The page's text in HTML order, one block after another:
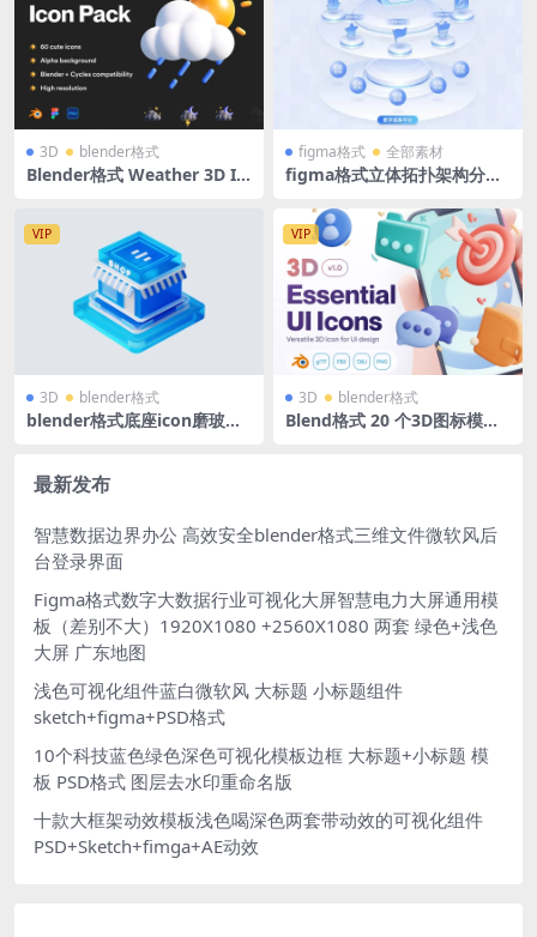
3D blender格式
Blender格式 Weather 3D Ic
抠png图
figma格式 全部素材
figma格式立体拓扑架构分层
ab系统入口导航
VIP
3D blender格式
blender格式底座icon磨玻璃
VIP
3D blender格式
Blend格式 20 个3D图标模型
最新发布
智慧数据边界办公 高效安全blender格式三维文件微软风后
台登录界面
Figma格式数字大数据行业可视化大屏智慧电力大屏通用模
板（差别不大）1920X1080 +2560X1080 两套 绿色+浅色
大屏 广东地图
浅色可视化组件蓝白微软风 大标题 小标题组件
sketch+figma+PSD格式
10个科技蓝色绿色深色可视化模板边框 大标题+小标题 模
板 PSD格式 图层去水印重命名版
十款大框架动效模板浅色喝深色两套带动效的可视化组件
PSD+Sketch+fimga+AE动效